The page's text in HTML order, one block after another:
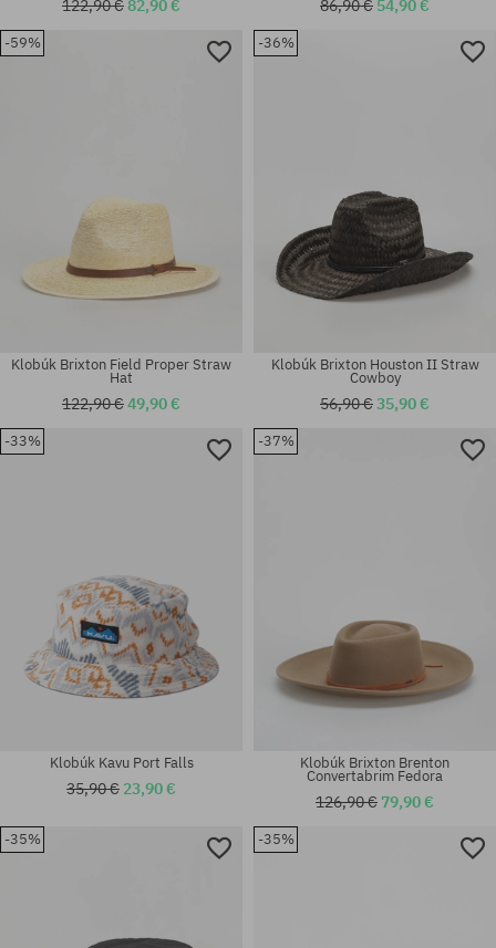
122,90 €82,90 € 86,90 € 54,90 €
-59%
Dostupné veľkosti:
Klobúk Brixton Field Proper Straw
Hat
122,90 €49,90 €
-36%
Dostupné veľkosti:
Klobúk Brixton Houston II Straw
Cowboy
56,90 €35,90 €
-33%
Klobúk Kavu Port Falls
35,90 € 23,90 €
-37%
Klobúk Brixton Brenton
Convertabrim Fedora
126,90 € 79,90 €
-35% -35%